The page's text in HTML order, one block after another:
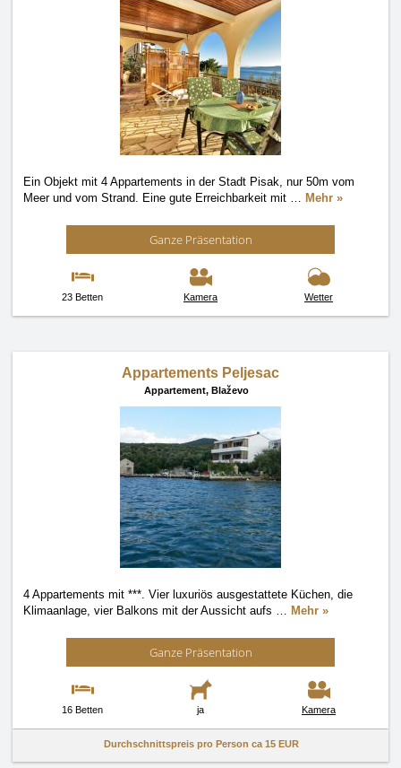
Ein Objekt mit 4 Appartements in der Stadt Pisak, nur 50m vom
Meer und vom Strand. Eine gute Erreichbarkeit mit … Mehr »
Ganze Präsentation
23 Betten Kamera Wetter
Appartements Peljesac
Appartement, Blaževo
4 Appartements mit ***. Vier luxuriös ausgestattete Küchen, die
Klimaanlage, vier Balkons mit der Aussicht aufs … Mehr »
Ganze Präsentation
16 Betten ja Kamera
Durchschnittspreis pro Person ca 15 EUR